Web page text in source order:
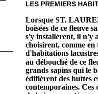
LES PREMIERS
Lorsque ST.
boisées de ce fleuve
s'y installèrent, il n'y
choisirent, comme en
d'habitations
au débouché de ce
grands sapins qui le
édifièrent des huttes
contem­poraines. Ces